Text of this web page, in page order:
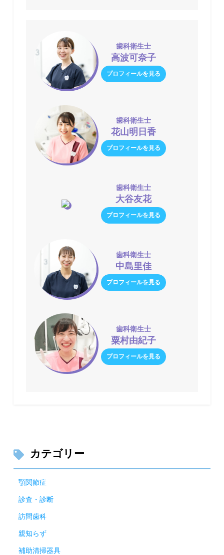
歯科衛生士
高波可奈子
プロフィールを見る
歯科衛生士
花山明日香
プロフィールを見る
歯科衛生士
大谷友花
プロフィールを見る
歯科衛生士
中島里佳
プロフィールを見る
歯科衛生士
粟村由紀子
プロフィールを見る
カテゴリー
顎関節症
診査・診断
訪問歯科
親知らず
補助清掃器具